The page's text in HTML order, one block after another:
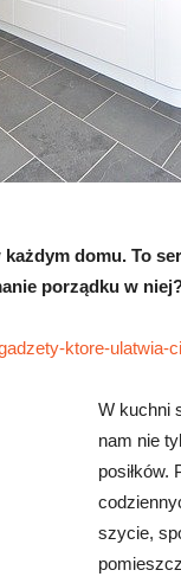
domu. To
porządku w
ktore-
W kuchni
nam nie
szycie,